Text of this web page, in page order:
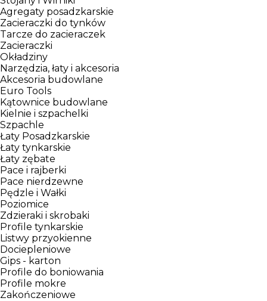
Agregaty posadzkarskie
Zacieraczki do tynków
Tarcze do zacieraczek
Zacieraczki
Okładziny
Narzędzia, łaty i akcesoria
Akcesoria budowlane
Euro Tools
Kątownice budowlane
Kielnie i szpachelki
Szpachle
Łaty Posadzkarskie
Łaty tynkarskie
Łaty zębate
Pace i rajberki
Pace nierdzewne
Pędzle i Wałki
Poziomice
Zdzieraki i skrobaki
Profile tynkarskie
Listwy przyokienne
Dociepleniowe
Gips - karton
Profile do boniowania
Profile mokre
Zakończeniowe